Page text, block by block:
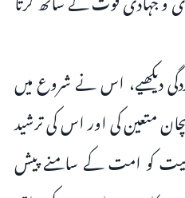
دیکھیے، اس نے شروع میں
متعین کی اور اس کی ترشید
کو امت کے سامنے پیش